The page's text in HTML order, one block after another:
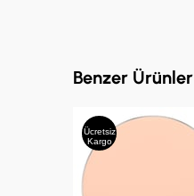
Benzer Ürünler
Ücretsiz
Kargo